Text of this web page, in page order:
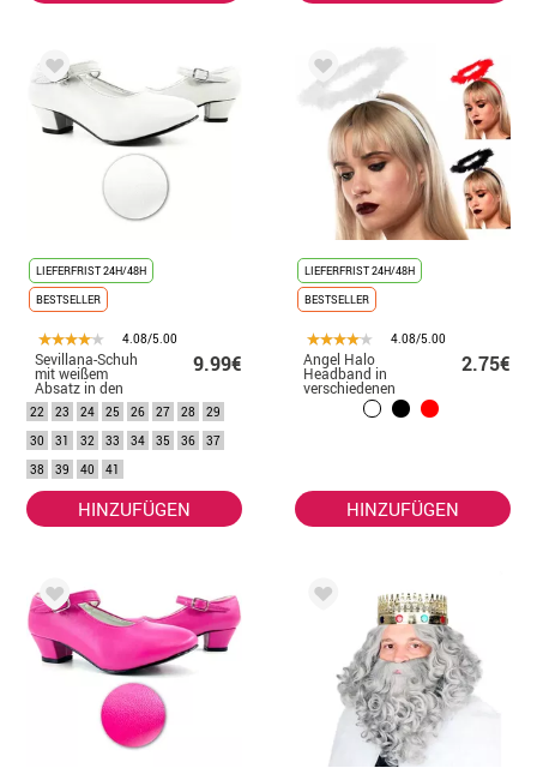
LIEFERFRIST 24H/48H
BESTSELLER
4.08/5.00
Sevillana-Schuh
mit weißem
Absatz in den
Nummern 22 bis
41
9.99€
22 23 24 25 26 27 28
29
30
31 32 33 34 35 36
37
38
39 40 41
HINZUFÜGEN
LIEFERFRIST 24H/48H
BESTSELLER
4.08/5.00
Angel Halo
Headband in
verschiedenen
2.75€
HINZUFÜGEN